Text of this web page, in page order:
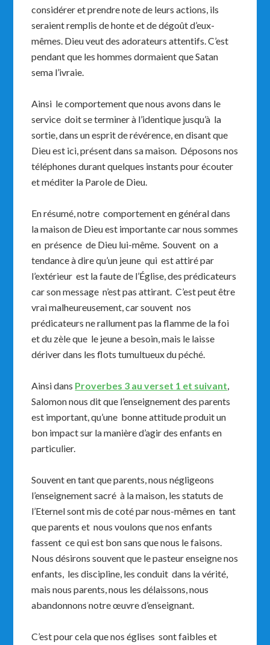
considérer et prendre note de leurs actions, ils
seraient remplis de honte et de dégoût d’eux-
mêmes. Dieu veut des adorateurs attentifs. C’est
pendant que les hommes dormaient que Satan
sema l’ivraie.
Ainsi le comportement que nous avons dans le
service doit se terminer à l’identique jusqu’à la
sortie, dans un esprit de révérence, en disant que
Dieu est ici, présent dans sa maison. Déposons nos
téléphones durant quelques instants pour écouter
et méditer la Parole de Dieu.
En résumé, notre comportement en général dans
la maison de Dieu est importante car nous sommes
en présence de Dieu lui-même. Souvent on a
tendance à dire qu’un jeune qui est attiré par
l’extérieur est la faute de l’Église, des prédicateurs
car son message n’est pas attirant. C’est peut être
vrai malheureusement, car souvent nos
prédicateurs ne rallument pas la flamme de la foi
et du zèle que le jeune a besoin, mais le laisse
dériver dans les flots tumultueux du péché.
Ainsi dans Proverbes 3 au verset 1 et suivant,
Salomon nous dit que l’enseignement des parents
est important, qu’une bonne attitude produit un
bon impact sur la manière d’agir des enfants en
particulier.
Souvent en tant que parents, nous négligeons
l’enseignement sacré à la maison, les statuts de
l’Eternel sont mis de coté par nous-mêmes en tant
que parents et nous voulons que nos enfants
fassent ce qui est bon sans que nous le faisons.
Nous désirons souvent que le pasteur enseigne nos
enfants, les discipline, les conduit dans la vérité,
mais nous parents, nous les délaissons, nous
abandonnons notre œuvre d’enseignant.
C’est pour cela que nos églises sont faibles et